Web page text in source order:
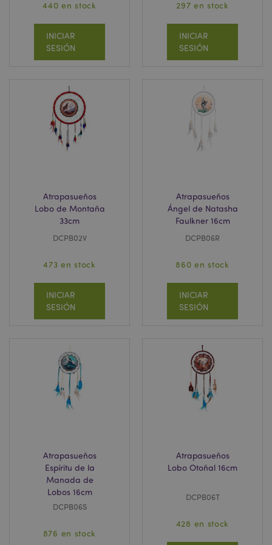
440 en stock
INICIAR
SESIÓN
297 en stock
INICIAR
SESIÓN
Atrapasueños
Lobo de Montaña
33cm
DCPB02V
473 en stock
INICIAR
SESIÓN
Atrapasueños
Ángel de Natasha
Faulkner 16cm
DCPB06R
860 en stock
INICIAR
SESIÓN
Atrapasueños
Espíritu de la
Manada de
Lobos 16cm
DCPB06S
876 en stock
Atrapasueños
Lobo Otoñal 16cm
DCPB06T
428 en stock
mage-cache-storage-section-
Adobe Inc.
.www.puckator.es
Google.